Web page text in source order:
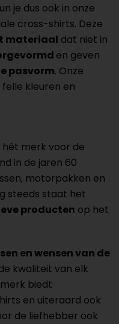
je dus ook in onze
cross-shirts. Deze
materiaal dat niet in
en geven
pasvorm. Onze
kleuren en
hét merk voor de
in de jaren 60
motorpakken en
steeds staat het
producten op het
en wensen van de
kwaliteit van elk
biedt
en uiteraard ook
de liefhebber ook